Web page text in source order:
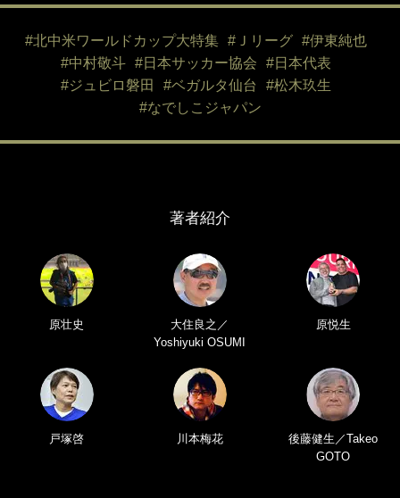
#北中米ワールドカップ大特集 #Ｊリーグ
#伊東純也
#中村敬斗
#日本サッカー協会
#日本代表
#ジュビロ磐田
#ベガルタ仙台
#松木玖生
#なでしこジャパン
著者紹介
原壮史
大住良之／
Yoshiyuki OSUMI
原悦生
戸塚啓 川本梅花
後藤健生／Takeo
GOTO